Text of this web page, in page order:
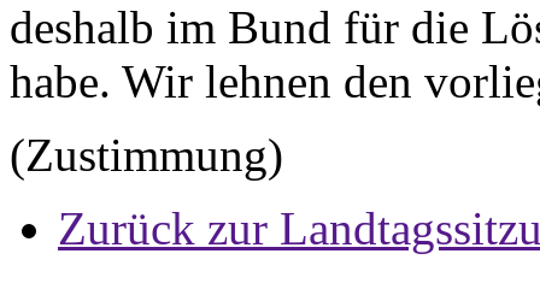
deshalb im Bund für die
habe. Wir lehnen den
(Zustimmung)
Zurück zur